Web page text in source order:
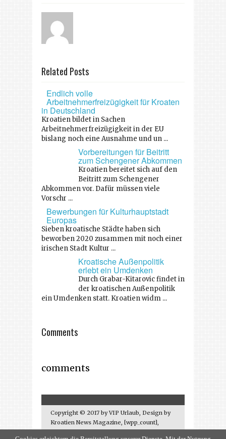
Related Posts
Endlich volle
Arbeitnehmerfreizügigkeit für Kroaten
in Deutschland
Kroatien bildet in Sachen
Arbeitnehmerfreizügigkeit in der EU
bislang noch eine Ausnahme und un ...
Vorbereitungen für Beitritt
zum Schengener Abkommen
Kroatien bereitet sich auf den
Beitritt zum Schengener
Abkommen vor. Dafür müssen viele
Vorschr ...
Bewerbungen für Kulturhauptstadt
Europas
Sieben kroatische Städte haben sich
beworben 2020 zusammen mit noch einer
irischen Stadt Kultur ...
Kroatische Außenpolitik
erlebt ein Umdenken
Durch Grabar-Kitarovic findet in
der kroatischen Außenpolitik
ein Umdenken statt. Kroatien widm ...
Comments
comments
Copyright © 2017 by VIP Urlaub, Design by
Kroatien News Magazine, [wpp_count],